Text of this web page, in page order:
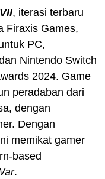
, iterasi terbaru
Firaxis Games,
PC,
Nintendo Switch
2024. Game
peradaban dari
dengan
Dengan
memikat gamer
based
.